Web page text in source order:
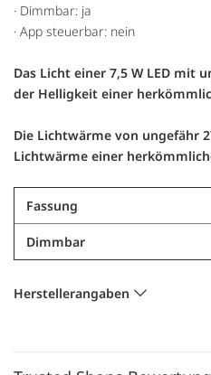
· Dimmbar: ja
· App steuerbar: nein
Das Licht einer 7,5 W LED mit
der Helligkeit einer
Die Lichtwärme von ungefähr
Lichtwärme einer
Fassung
Dimmbar
Herstellerangaben